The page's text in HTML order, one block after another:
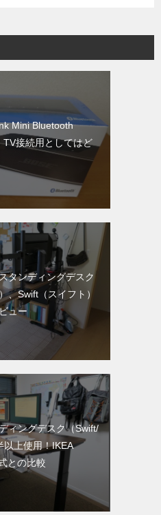
Mini Bluetooth
接続用としてはど
タンディングデスク
、Swift（スイフト）
ュー
ィングデスク（Swift/
以上使用！IKEA
との比較